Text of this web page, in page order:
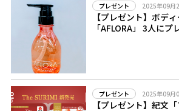
プレゼント 2025年09月
【プレゼント】ボデ
「AFLORA」 3人にプ
プレゼント 2025年09月
【プレゼント】紀文